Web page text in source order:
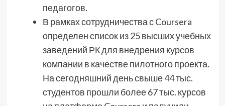
педагогов.
В рамках сотрудничества с Coursera
определен список из 25 высших учебных
заведений РК для внедрения курсов
компании в качестве пилотного проекта.
На сегодняшний день свыше 44 тыс.
студентов прошли более 67 тыс. курсов